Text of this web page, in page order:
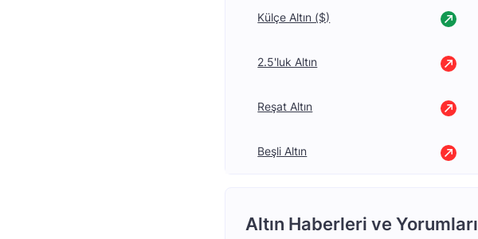
Külçe Altın ($)
2.5'luk Altın
Reşat Altın
Beşli Altın
Altın Haberleri ve Yorumları